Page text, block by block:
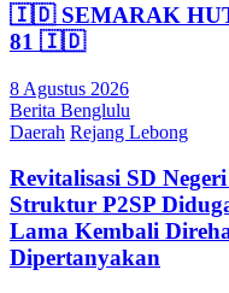
🇮🇩 SEMARAK
81 🇮🇩
8 Agustus 2026
Berita Benglulu
Daerah Rejang Lebong
Revitalisasi SD
Struktur P2SP
Lama Kembali
Dipertanyakan